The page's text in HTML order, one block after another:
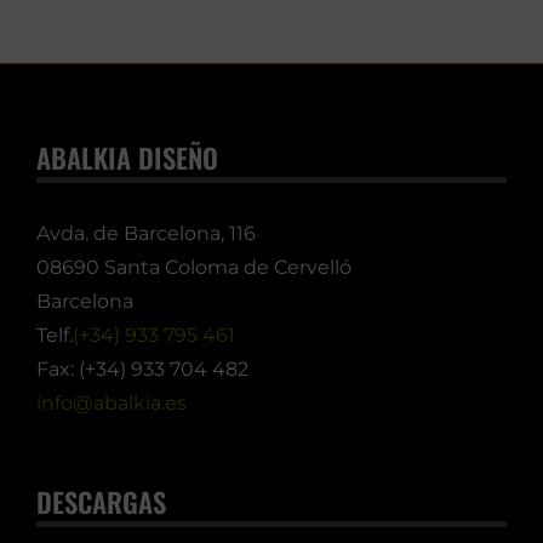
ABALKIA DISEÑO
Avda. de Barcelona, 116
08690 Santa Coloma de Cervelló
Barcelona
Telf.(+34) 933 795 461
Fax: (+34) 933 704 482
info@abalkia.es
DESCARGAS